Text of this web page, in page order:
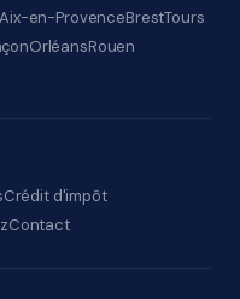
Aix-en-ProvenceBrestTours
OrléansRouen
Crédit d'impôt
Contact